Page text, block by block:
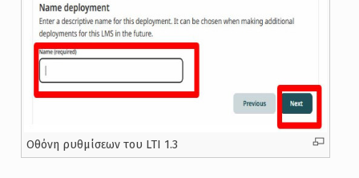
Oθόνη ρυθμίσεων του LTI 1.3